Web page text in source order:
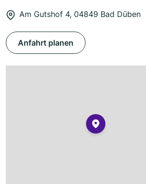
Am Gutshof 4, 04849 Bad Düben
Anfahrt planen